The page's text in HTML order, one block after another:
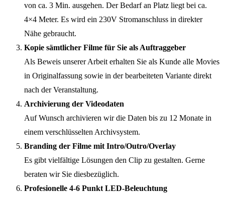
von ca. 3 Min. ausgehen. Der Bedarf an Platz liegt bei ca.
4×4 Meter. Es wird ein 230V Stromanschluss in direkter
Nähe gebraucht.
Kopie sämtlicher Filme für Sie als Auftraggeber
Als Beweis unserer Arbeit erhalten Sie als Kunde alle Movies
in Originalfassung sowie in der bearbeiteten Variante direkt
nach der Veranstaltung.
Archivierung der Videodaten
Auf Wunsch archivieren wir die Daten bis zu 12 Monate in
einem verschlüsselten Archivsystem.
Branding der Filme mit Intro/Outro/Overlay
Es gibt vielfältige Lösungen den Clip zu gestalten. Gerne
beraten wir Sie diesbezüglich.
Profesionelle 4-6 Punkt LED-Beleuchtung